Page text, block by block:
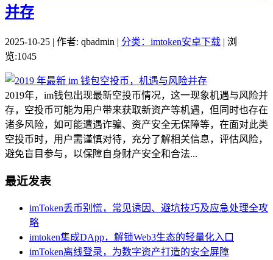
并存
2025-10-25 | 作者: qbadmin | 分类：imtoken安卓下载 | 浏
览:1045
2019年，im钱包出现最新空投币情况，这一现象机遇与风险并
存，空投币可能为用户带来获取新资产等机遇，但同时也存在
诸多风险，如可能遭遇诈骗、资产安全无保障等，在面对此类
空投币时，用户需谨慎对待，充分了解相关信息，评估风险，
避免盲目参与，以保障自身财产安全和合法...
最近发表
imToken丢币别慌，常见诱因、避坑技巧及应急处理全攻
略
imtoken集成DApp，解锁Web3生态的轻量化入口
imToken离线登录，为数字资产打造的安全屏障